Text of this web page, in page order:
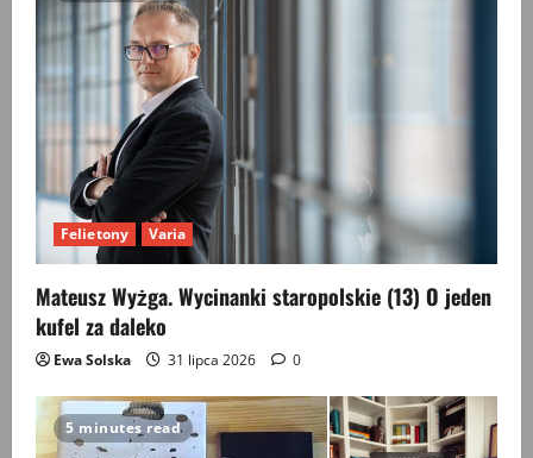
Felietony Varia
Mateusz Wyżga. Wycinanki staropolskie (13) O jeden
kufel za daleko
Ewa Solska 31 lipca 2026 0
5 minutes read